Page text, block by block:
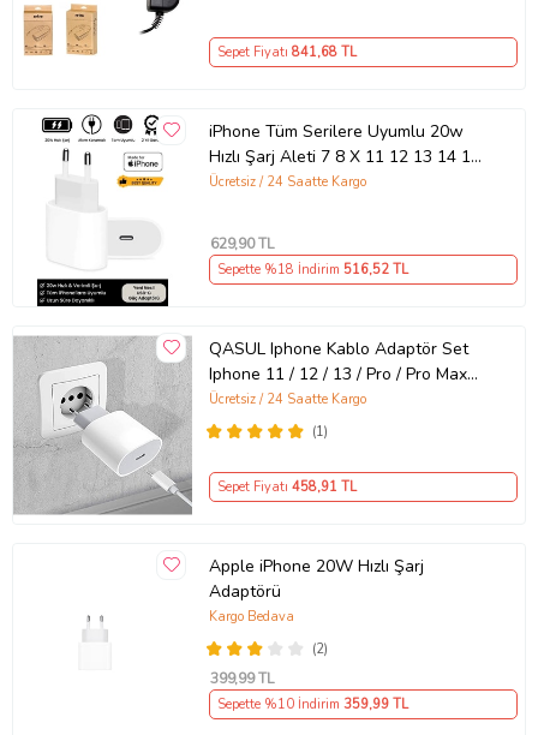
Sepet Fiyatı 841,68 TL
iPhone Tüm Serilere Uyumlu 20w
Hızlı Şarj Aleti 7 8 X 11 12 13 14 15
16 İçin Type-C Girişli Adaptör
Ücretsiz / 24 Saatte Kargo
629,90 TL
Sepette %18 İndirim 516,52 TL
QASUL Iphone Kablo Adaptör Set
Iphone 11 / 12 / 13 / Pro / Pro Max
Uyumlu Şarj Aleti Seti
(1)
Ücretsiz / 24 Saatte Kargo
Sepet Fiyatı 458,91 TL
Apple iPhone 20W Hızlı Şarj
Adaptörü
(2)
Kargo Bedava
399,99 TL
Sepette %10 İndirim 359,99 TL